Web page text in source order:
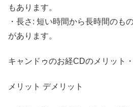
もあります。
・長さ: 短い時間から長時間のも
があります。
キャンドゥのお経CDのメリット
メリット デメリット